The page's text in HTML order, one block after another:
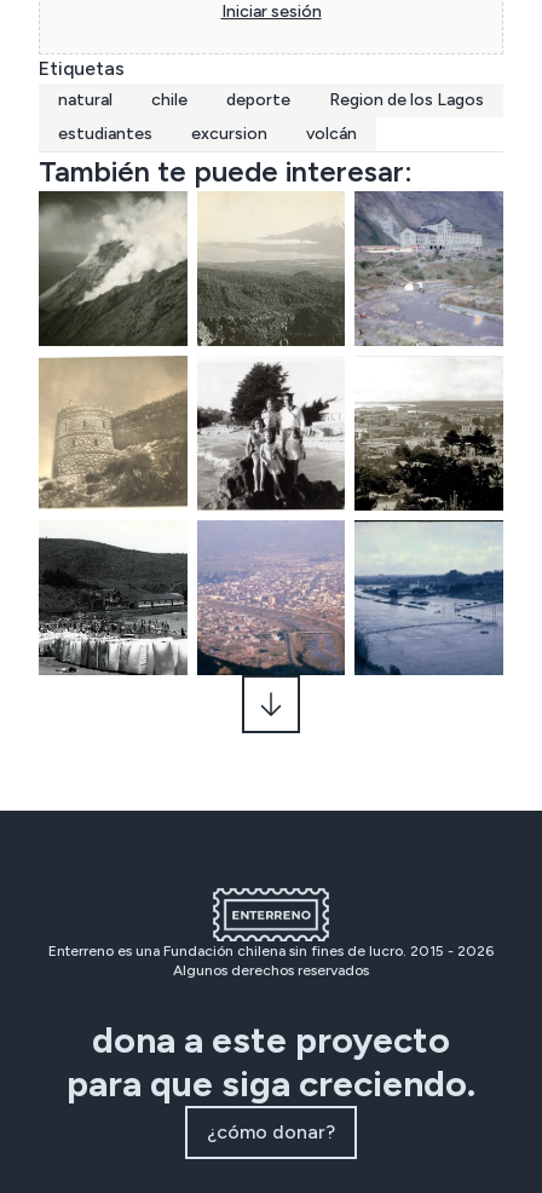
Iniciar sesión
Etiquetas
natural chile deporte
Region de los Lagos
estudiantes
excursion volcán
También te puede interesar:
Enterreno es una Fundación chilena sin fines de lucro. 2015 - 2026
Algunos derechos reservados
dona a este proyecto
para que siga creciendo.
¿cómo donar?